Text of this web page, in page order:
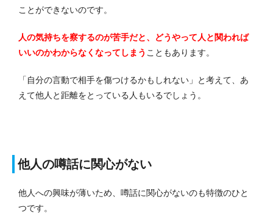
ことができないのです。
人の気持ちを察するのが苦手だと、どうやって人と関われば
いいのかわからなくなってしまう こともあります。
「自分の言動で相手を傷つけるかもしれない」と考えて、あ
えて他人と距離をとっている人もいるでしょう。
他人の噂話に関心がない
他人への興味が薄いため、噂話に関心がないのも特徴のひと
つです。